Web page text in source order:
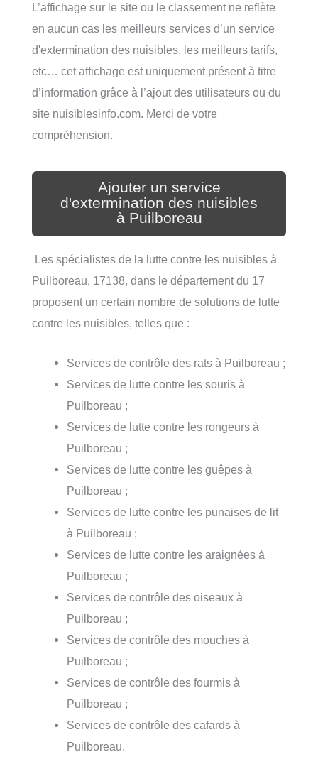
L’affichage sur le site ou le classement ne reflète
en aucun cas les meilleurs services d’un service
d'extermination des nuisibles, les meilleurs tarifs,
etc… cet affichage est uniquement présent à titre
d’information grâce à l’ajout des utilisateurs ou du
site nuisiblesinfo.com. Merci de votre
compréhension.
Ajouter un service
d'extermination des nuisibles
à Puilboreau
Les spécialistes de la lutte contre les nuisibles à
Puilboreau, 17138, dans le département du 17
proposent un certain nombre de solutions de lutte
contre les nuisibles, telles que :
Services de contrôle des rats à Puilboreau ;
Services de lutte contre les souris à
Puilboreau ;
Services de lutte contre les rongeurs à
Puilboreau ;
Services de lutte contre les guêpes à
Puilboreau ;
Services de lutte contre les punaises de lit
à Puilboreau ;
Services de lutte contre les araignées à
Puilboreau ;
Services de contrôle des oiseaux à
Puilboreau ;
Services de contrôle des mouches à
Puilboreau ;
Services de contrôle des fourmis à
Puilboreau ;
Services de contrôle des cafards à
Puilboreau.